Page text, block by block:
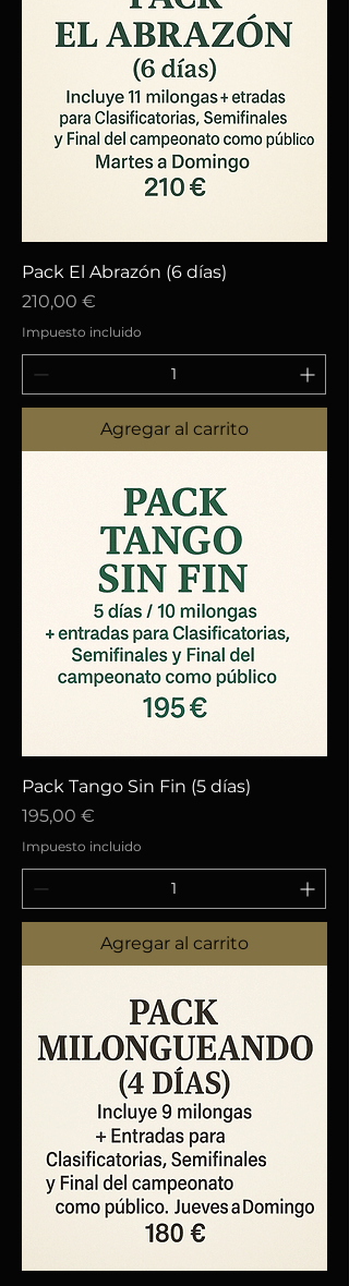
Pack El Abrazón (6 días)
Precio
210,00 €
Impuesto incluido
Agregar al carrito
Pack Tango Sin Fin (5 días)
Precio
195,00 €
Impuesto incluido
Agregar al carrito